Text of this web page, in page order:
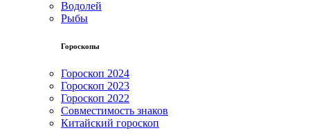
Водолей
Рыбы
Гороскопы
Гороскоп 2024
Гороскоп 2023
Гороскоп 2022
Совместимость знаков
Китайский гороскоп